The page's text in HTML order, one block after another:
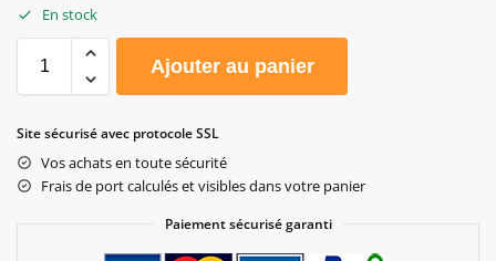
En stock
Ajouter au panier
Site sécurisé avec protocole SSL
Vos achats en toute sécurité
Frais de port calculés et visibles dans votre panier
Paiement sécurisé garanti